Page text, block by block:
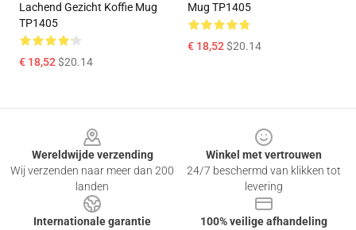
Lachend Gezicht Koffie Mug
TP1405
€ 18,52$20.14
Mug TP1405
€ 18,52$20.14
Wereldwijde verzending
Wij verzenden naar meer dan 200
landen
Winkel met vertrouwen
24/7 beschermd van klikken tot
levering
Internationale garantie
100% veilige afhandeling